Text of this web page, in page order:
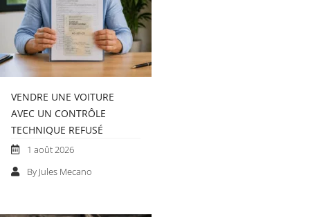
VENDRE UNE VOITURE
AVEC UN CONTRÔLE
TECHNIQUE REFUSÉ
1 août 2026
By Jules Mecano